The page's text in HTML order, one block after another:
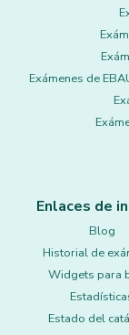
Exámenes de
Enlaces de
Blog
Historial de
Widgets para
Estado del